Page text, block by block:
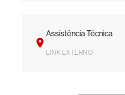
Assistência Técnica
LINK EXTERNO